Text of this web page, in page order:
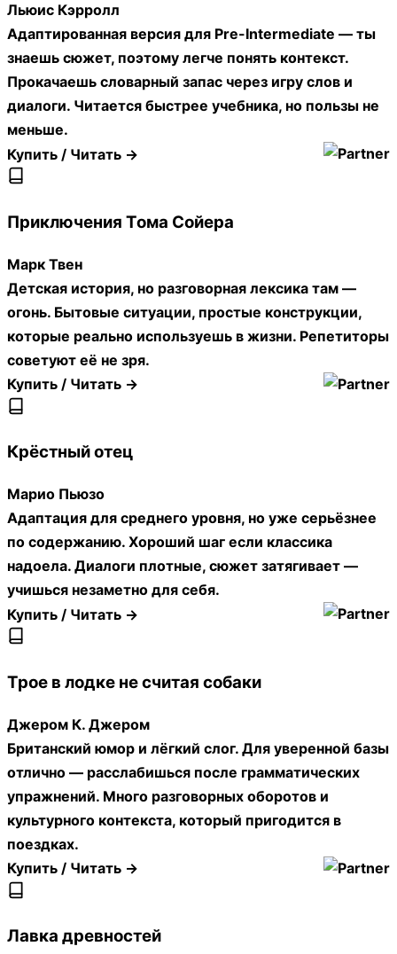
Льюис Кэрролл
Адаптированная версия для Pre-Intermediate — ты
знаешь сюжет, поэтому легче понять контекст.
Прокачаешь словарный запас через игру слов и
диалоги. Читается быстрее учебника, но пользы не
меньше.
Купить / Читать →
Приключения Тома Сойера
Марк Твен
Детская история, но разговорная лексика там —
огонь. Бытовые ситуации, простые конструкции,
которые реально используешь в жизни. Репетиторы
советуют её не зря.
Купить / Читать →
Крёстный отец
Марио Пьюзо
Адаптация для среднего уровня, но уже серьёзнее
по содержанию. Хороший шаг если классика
надоела. Диалоги плотные, сюжет затягивает —
учишься незаметно для себя.
Купить / Читать →
Трое в лодке не считая собаки
Джером К. Джером
Британский юмор и лёгкий слог. Для уверенной базы
отлично — расслабишься после грамматических
упражнений. Много разговорных оборотов и
культурного контекста, который пригодится в
поездках.
Купить / Читать →
Лавка древностей